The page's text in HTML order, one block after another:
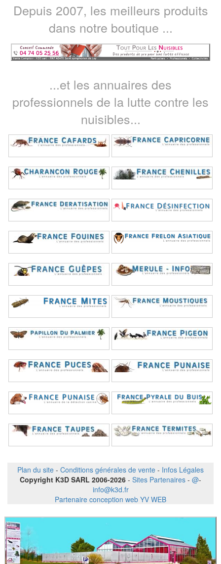
Depuis 2007, les meilleurs produits
dans notre boutique ...
...et les annuaires des
professionnels de la lutte contre les
nuisibles...
Plan du site - Conditions générales de vente - Infos Légales
Copyright K3D SARL 2006-2026 - Sites Partenaires - @-
info@k3d.fr
Partenaire conception web YV WEB